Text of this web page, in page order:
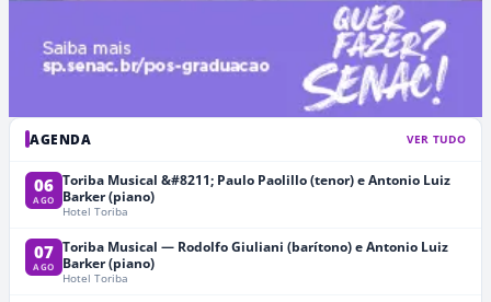
AGENDA VER TUDO
06
AGO
Toriba Musical &#8211; Paulo Paolillo (tenor) e Antonio Luiz
Barker (piano)
Hotel Toriba
07
AGO
Toriba Musical — Rodolfo Giuliani (barítono) e Antonio Luiz
Barker (piano)
Hotel Toriba